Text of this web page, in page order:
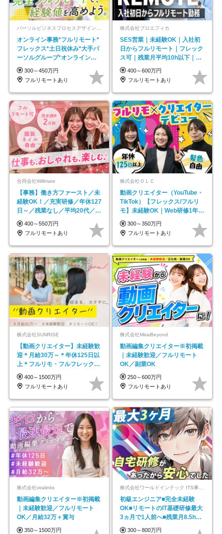
オンライン事務*フルリモート*
フレックス*土日祝休み*大手パ
ーソルグループ*オンライン面
接*30～40代活躍中
300～450万円
フルリモートあり
株式会社プロエフィカ
SES営業｜未経験OK｜入社初
日からフルリモート｜フレック
ス可｜残業月平均10h以下｜事
業立ち上げメンバー
400～600万円
フルリモートあり
合同会社Willmate
【事務】働き方ファースト／未
経験OK！／充実研修／年休127
日～／残業なし／平均20代／リ
モートOK
400～550万円
フルリモートあり
株式会社ＯＬＣ
動画クリエイター（YouTube・
TikTok）【フレックス/フルリ
モ】未経験OK｜Web研修1年間
｜副業OK
300～350万円
フルリモートあり
株式会社SUNRISE
【動画クリエイター】未経験歓
迎＊月給30万～＊年休125日以
上＊フルリモ・フルフレックス
◆10名の採用が決定◆
400～1500万円
フルリモートあり
株式会社MiraiBeyond
動画編集クリエイター※初掲載
｜未経験歓迎／フルリモート
OK／副業OK
250～600万円
フルリモートあり
株式会社viralinks
動画編集クリエイター※初掲載
｜未経験歓迎／フルリモート
OK／月給32万＋賞与
350～1500万円
株式会社ワールドインテック ITS事業部【東証プライム上場グループ】
初級エンジニア■完全未経験
OK■リモートのIT基礎研修最大
3ヵ月で1人前へ■残業月8.5h■
安定基盤/STR
300～800万円